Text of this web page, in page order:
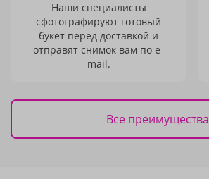
Наши специалисты
сфотографируют готовый
букет перед доставкой и
отправят снимок вам по e-
mail.
Все преимущества